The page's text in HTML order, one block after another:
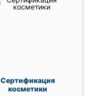
Сертификация
косметики